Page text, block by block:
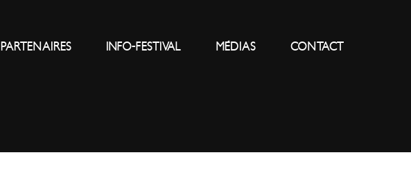
PARTENAIRES INFO-FESTIVAL MÉDIAS CONTACT